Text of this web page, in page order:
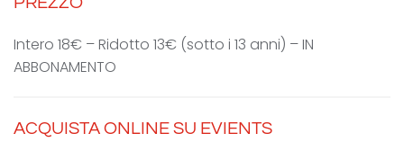
Intero 18€ – Ridotto 13€ (sotto i 13 anni) – IN
ABBONAMENTO
ACQUISTA ONLINE SU EVIENTS